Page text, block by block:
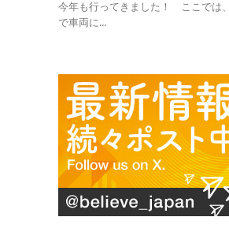
今年も行ってきました！ ここでは
で車両に...